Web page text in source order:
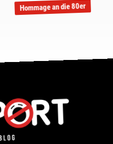
Hommage an die 80er